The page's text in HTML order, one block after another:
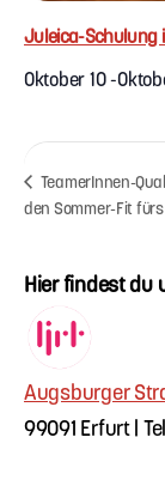
Juleica-Schulung
Oktober 10 -
TeamerInnen-
den Sommer-Fit
Hier findest du
Augsburger
99091 Erfurt |